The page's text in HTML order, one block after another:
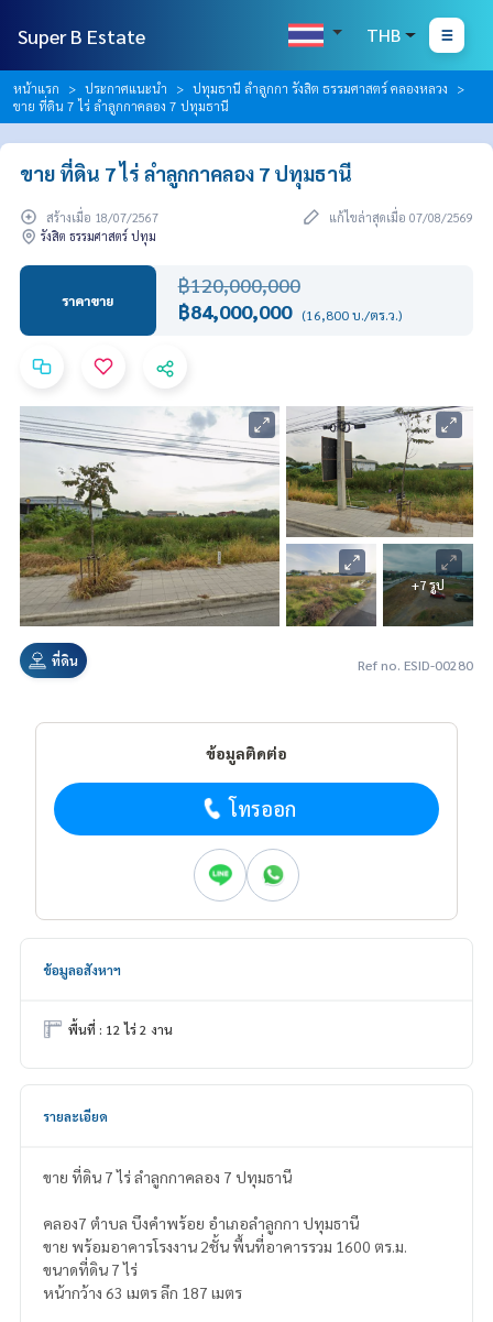
Super B Estate THB
หน้าแรก ประกาศแนะนำ
ปทุมธานี ลำลูกกา รังสิต ธรรมศาสตร์ คลองหลวง
ขาย ที่ดิน 7 ไร่ ลำลูกกาคลอง 7 ปทุมธานี
ขาย ที่ดิน 7 ไร่ ลำลูกกาคลอง 7 ปทุมธานี
สร้างเมื่อ 18/07/2567
แก้ไขล่าสุดเมื่อ 07/08/2569
รังสิต ธรรมศาสตร์ ปทุม
ราคาขาย
฿120,000,000
฿84,000,000 (16,800 บ./ตร.ว.)
+7 รูป
ที่ดิน Ref no. ESID-00280
ข้อมูลติดต่อ
โทรออก
ข้อมูลอสังหาฯ
พื้นที่ : 12 ไร่ 2 งาน
รายละเอียด
ขาย ที่ดิน 7 ไร่ ลำลูกกาคลอง 7 ปทุมธานี
คลอง7 ตำบล บึงคำพร้อย อำเภอลำลูกกา ปทุมธานี
ขาย พร้อมอาคารโรงงาน 2ชั้น พื้นที่อาคารรวม 1600 ตร.ม.
ขนาดที่ดิน 7 ไร่
หน้ากว้าง 63 เมตร ลึก 187 เมตร